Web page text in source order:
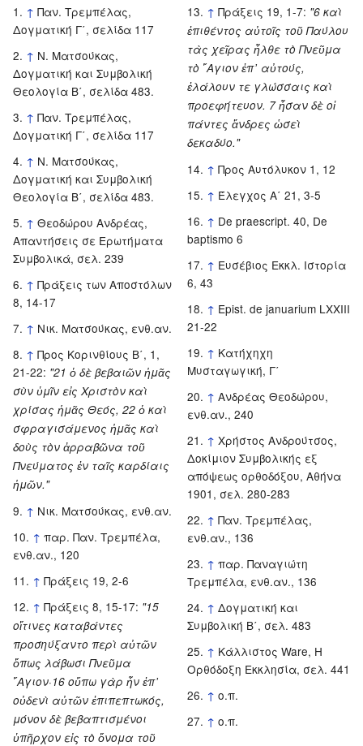
↑ Παν. Τρεμπέλας,
Δογματική Γ΄, σελίδα 117
↑ Ν. Ματσούκας,
Δογματική και Συμβολική
Θεολογία Β΄, σελίδα 483.
↑ Παν. Τρεμπέλας,
Δογματική Γ΄, σελίδα 117
↑ Ν. Ματσούκας,
Δογματική και Συμβολική
Θεολογία Β΄, σελίδα 483.
↑ Θεοδώρου Ανδρέας,
Απαντήσεις σε Ερωτήματα
Συμβολικά, σελ. 239
↑ Πράξεις των Αποστόλων
8, 14-17
↑ Νικ. Ματσούκας, ενθ.αν.
↑ Προς Κορινθίους Β΄, 1,
21-22: "21 ὁ δὲ βεβαιῶν ἡμᾶς
σὺν ὑμῖν εἰς Χριστὸν καὶ
χρίσας ἡμᾶς Θεός, 22 ὁ καὶ
σφραγισάμενος ἡμᾶς καὶ
δοὺς τὸν ἀρραβῶνα τοῦ
Πνεύματος ἐν ταῖς καρδίαις
ἡμῶν."
↑ Νικ. Ματσούκας, ενθ.αν.
↑ παρ. Παν. Τρεμπέλα,
ενθ.αν., 120
↑ Πράξεις 19, 2-6
↑ Πράξεις 8, 15-17: "15
οἵτινες καταβάντες
προσηύξαντο περὶ αὐτῶν
ὅπως λάβωσι Πνεῦμα
῞Αγιον·16 οὔπω γὰρ ἦν ἐπ᾿
οὐδενὶ αὐτῶν ἐπιπεπτωκός,
μόνον δὲ βεβαπτισμένοι
ὑπῆρχον εἰς τὸ ὄνομα τοῦ
↑ Πράξεις 19, 1-7: "6 καὶ
ἐπιθέντος αὐτοῖς τοῦ Παύλου
τὰς χεῖρας ἦλθε τὸ Πνεῦμα
τὸ ῞Αγιον ἐπ᾿ αὐτούς,
ἐλάλουν τε γλώσσαις καὶ
προεφήτευον. 7 ἦσαν δὲ οἱ
πάντες ἄνδρες ὡσεὶ
δεκαδύο."
↑ Προς Αυτόλυκον 1, 12
↑ Έλεγχος Α΄ 21, 3-5
↑ De praescript. 40, De
baptismo 6
↑ Ευσέβιος Εκκλ. Ιστορία
6, 43
↑ Epist. de januarium LXXIII
21-22
↑ Κατήχηχη
Μυσταγωγική, Γ΄
↑ Ανδρέας Θεοδώρου,
ενθ.αν., 240
↑ Χρήστος Ανδρούτσος,
Δοκίμιον Συμβολικής εξ
απόψεως ορθοδόξου, Αθήνα
1901, σελ. 280-283
↑ Παν. Τρεμπέλας,
ενθ.αν., 136
↑ παρ. Παναγιώτη
Τρεμπέλα, ενθ.αν., 136
↑ Δογματική και
Συμβολική Β΄, σελ. 483
↑ Κάλλιστος Ware, Η
Ορθόδοξη Εκκλησία, σελ. 441
↑ ο.π.
↑ ο.π.